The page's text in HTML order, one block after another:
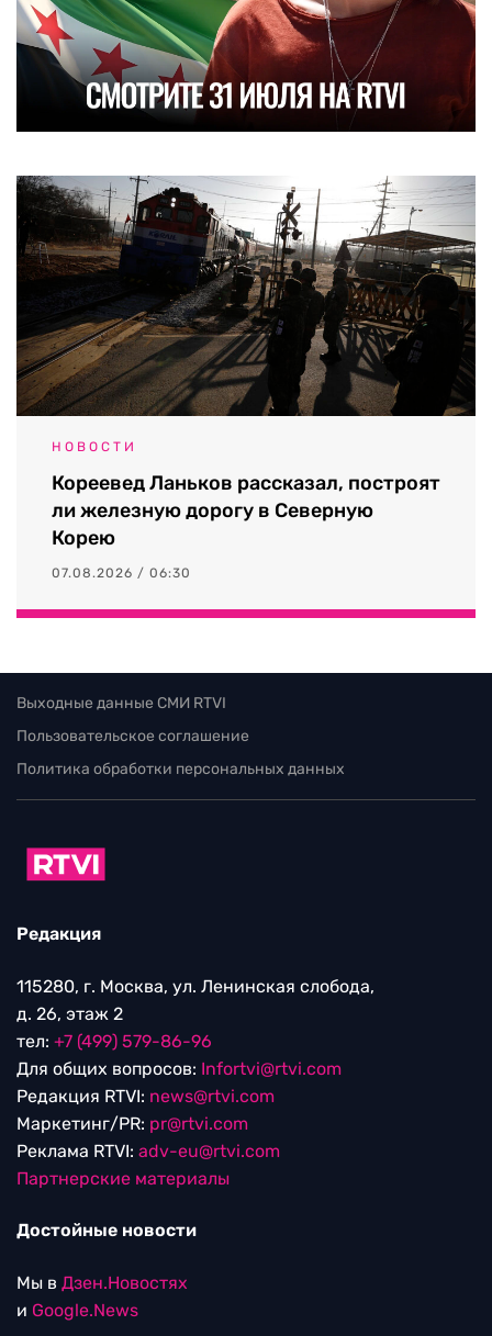
НОВОСТИ
Кореевед Ланьков рассказал, построят
ли железную дорогу в Северную
Корею
07.08.2026 / 06:30
Выходные данные СМИ RTVI
Пользовательское соглашение
Политика обработки персональных данных
Редакция
115280, г. Москва, ул. Ленинская слобода,
д. 26, этаж 2
тел: +7 (499) 579-86-96
Для общих вопросов: Infortvi@rtvi.com
Редакция RTVI: news@rtvi.com
Маркетинг/PR: pr@rtvi.com
Реклама RTVI: adv-eu@rtvi.com
Партнерские материалы
Достойные новости
Мы в Дзен.Новостях
и Google.News